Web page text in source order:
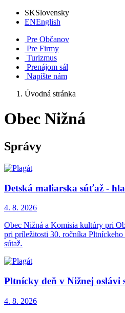
SKSlovensky
ENEnglish
Pre Občanov
Pre Firmy
Turizmus
Prenájom sál
Napíšte nám
Úvodná stránka
Obec Nižná
Správy
Detská maliarska súťaž -
4. 8. 2026
Obec Nižná a Komisia kultúry pri
pri príležitosti 30. ročníka
sútaž.
Pltnícky deň v Nižnej oslávi
4. 8. 2026